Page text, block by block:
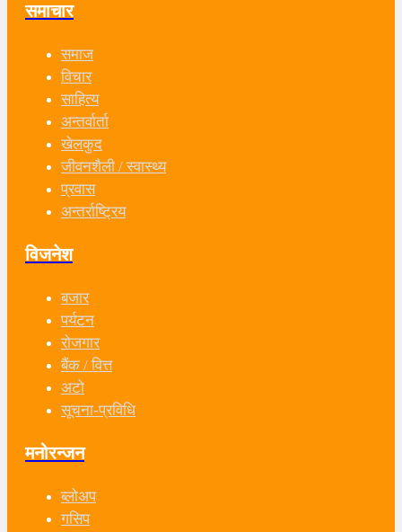
समाचार
समाज
विचार
साहित्य
अन्तर्वार्ता
खेलकुद
जीवनशैली / स्वास्थ्य
प्रवास
अन्तर्राष्ट्रिय
विजनेश
बजार
पर्यटन
रोजगार
बैंक / वित्त
अटो
सूचना-प्रविधि
मनोरन्जन
ब्लोअप
गसिप